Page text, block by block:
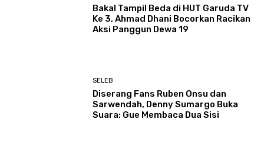
Bakal Tampil Beda di HUT Garuda TV
Ke 3, Ahmad Dhani Bocorkan Racikan
Aksi Panggun Dewa 19
SELEB
Diserang Fans Ruben Onsu dan
Sarwendah, Denny Sumargo Buka
Suara: Gue Membaca Dua Sisi